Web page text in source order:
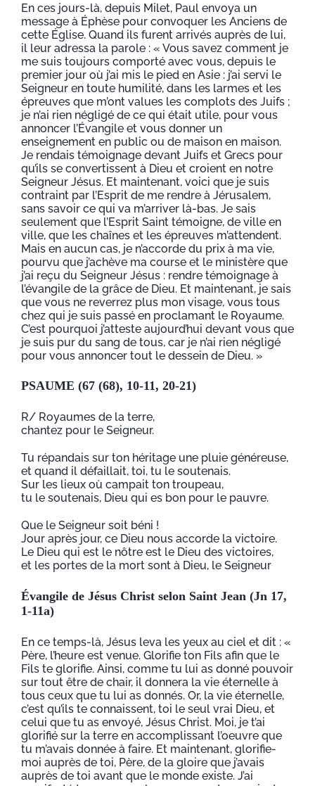
En ces jours-là, depuis Milet, Paul envoya un
message à Éphèse pour convoquer les Anciens de
cette Église. Quand ils furent arrivés auprès de lui,
il leur adressa la parole : « Vous savez comment je
me suis toujours comporté avec vous, depuis le
premier jour où j’ai mis le pied en Asie : j’ai servi le
Seigneur en toute humilité, dans les larmes et les
épreuves que m’ont values les complots des Juifs ;
je n’ai rien négligé de ce qui était utile, pour vous
annoncer l’Évangile et vous donner un
enseignement en public ou de maison en maison.
Je rendais témoignage devant Juifs et Grecs pour
qu’ils se convertissent à Dieu et croient en notre
Seigneur Jésus. Et maintenant, voici que je suis
contraint par l’Esprit de me rendre à Jérusalem,
sans savoir ce qui va m’arriver là-bas. Je sais
seulement que l’Esprit Saint témoigne, de ville en
ville, que les chaînes et les épreuves m’attendent.
Mais en aucun cas, je n’accorde du prix à ma vie,
pourvu que j’achève ma course et le ministère que
j’ai reçu du Seigneur Jésus : rendre témoignage à
l’évangile de la grâce de Dieu. Et maintenant, je sais
que vous ne reverrez plus mon visage, vous tous
chez qui je suis passé en proclamant le Royaume.
C’est pourquoi j’atteste aujourd’hui devant vous que
je suis pur du sang de tous, car je n’ai rien négligé
pour vous annoncer tout le dessein de Dieu. »
PSAUME (67 (68), 10-11, 20-21)
R/ Royaumes de la terre,
chantez pour le Seigneur.
Tu répandais sur ton héritage une pluie généreuse,
et quand il défaillait, toi, tu le soutenais.
Sur les lieux où campait ton troupeau,
tu le soutenais, Dieu qui es bon pour le pauvre.
Que le Seigneur soit béni !
Jour après jour, ce Dieu nous accorde la victoire.
Le Dieu qui est le nôtre est le Dieu des victoires,
et les portes de la mort sont à Dieu, le Seigneur
Évangile de Jésus Christ selon Saint Jean (Jn 17,
1-11a)
En ce temps-là, Jésus leva les yeux au ciel et dit : «
Père, l’heure est venue. Glorifie ton Fils afin que le
Fils te glorifie. Ainsi, comme tu lui as donné pouvoir
sur tout être de chair, il donnera la vie éternelle à
tous ceux que tu lui as donnés. Or, la vie éternelle,
c’est qu’ils te connaissent, toi le seul vrai Dieu, et
celui que tu as envoyé, Jésus Christ. Moi, je t’ai
glorifié sur la terre en accomplissant l’oeuvre que
tu m’avais donnée à faire. Et maintenant, glorifie-
moi auprès de toi, Père, de la gloire que j’avais
auprès de toi avant que le monde existe. J’ai